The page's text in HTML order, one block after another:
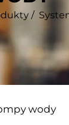
/
wody